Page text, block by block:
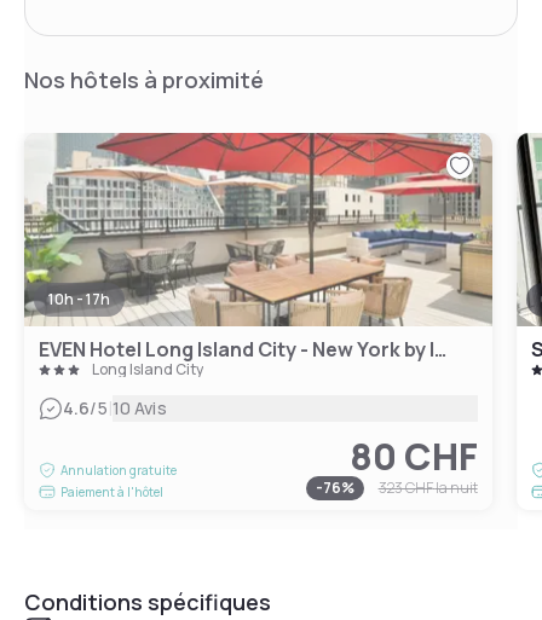
Nos hôtels à proximité
10h - 17h
EVEN Hotel Long Island City - New York by IHG
Long Island City
4.6/5|10 Avis
Annulation gratuite
Paiement à l'hôtel
80 CHF
-76% 323 CHFla nuit
Conditions spécifiques